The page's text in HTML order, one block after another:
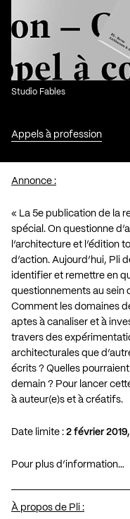
Appels à profession
Studio Fables
Annonce :
« La 5e publication de la
spécial. On questionne
l’architecture et l’édition
d’action. Aujourd’hui, Pli
identifier et remettre en
questionnements au sein
Comment les domaines
aptes à canaliser et à
travers des
architecturales que
écrits ? Quelles
demain ? Pour lancer
à auteur(e)s et à créatifs.
Date limite : 2 février
Pour plus d’information…
À propos de Pli :